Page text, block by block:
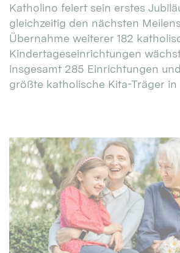
Katholino feiert sein erstes
gleichzeitig den nächsten
Übernahme weiterer 182
Kindertageseinrichtungen
insgesamt 285 Einrichtungen
größte katholische Kita-Träger in